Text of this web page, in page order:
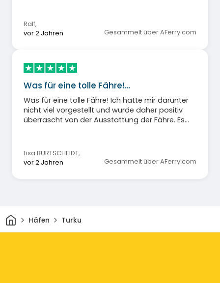
Ralf,
vor 2 Jahren
Gesammelt über AFerry.com
Was für eine tolle Fähre!…
Was für eine tolle Fähre! Ich hatte mir darunter
nicht viel vorgestellt und wurde daher positiv
überrascht von der Ausstattung der Fähre. Es
Preis mit Übernachtung wirklich super!
Lisa BURTSCHEIDT,
vor 2 Jahren
Gesammelt über AFerry.com
HeimHäfen Turku